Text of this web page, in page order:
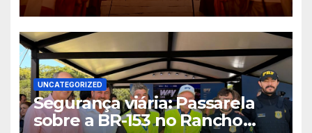
UNCATEGORIZED
Segurança viária: Passarela
sobre a BR-153 no Rancho